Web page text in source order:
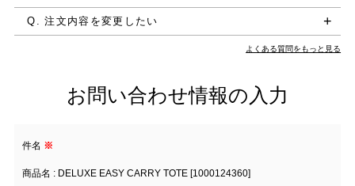
Q. 注文内容を変更したい
よくある質問をもっと見る
お問い合わせ情報の入力
件名 ※
商品名 : DELUXE EASY CARRY TOTE [1000124360]